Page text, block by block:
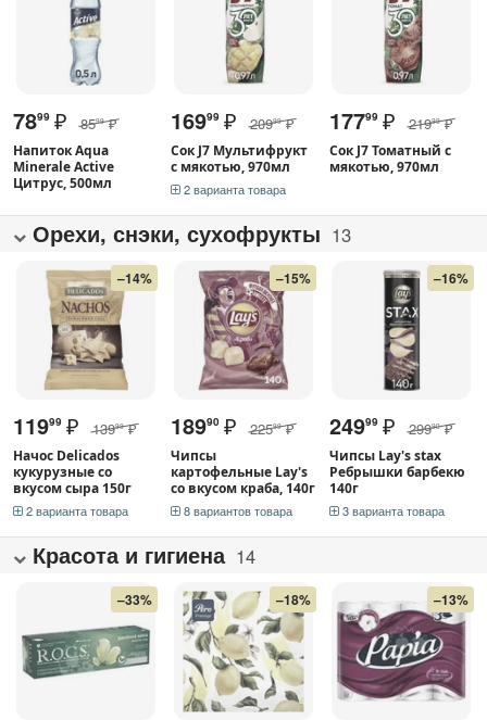
7899 ₽ 8599 ₽
Напиток Aqua
Minerale Active
Цитрус, 500мл
16999 ₽ 20999 ₽
Сок J7 Мультифрукт
с мякотью, 970мл
2 варианта товара
17799 ₽ 21999 ₽
Сок J7 Томатный с
мякотью, 970мл
Орехи, снэки, сухофрукты 13
–14%
11999 ₽ 13999 ₽
Начос Delicados
кукурузные со
вкусом сыра 150г
2 варианта товара
–15%
18990 ₽ 22599 ₽
Чипсы
картофельные Lay's
со вкусом краба, 140г
8 вариантов товара
–16%
24999 ₽ 29990 ₽
Чипсы Lay's stax
Ребрышки барбекю
140г
3 варианта товара
Красота и гигиена 14
–33% –18% –13%